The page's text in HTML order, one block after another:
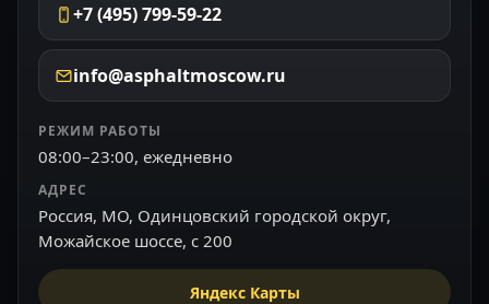
+7 (495) 799-59-22
info@asphaltmoscow.ru
РЕЖИМ РАБОТЫ
08:00–23:00, ежедневно
АДРЕС
Россия, МО, Одинцовский городской округ,
Можайское шоссе, с 200
Яндекс Карты